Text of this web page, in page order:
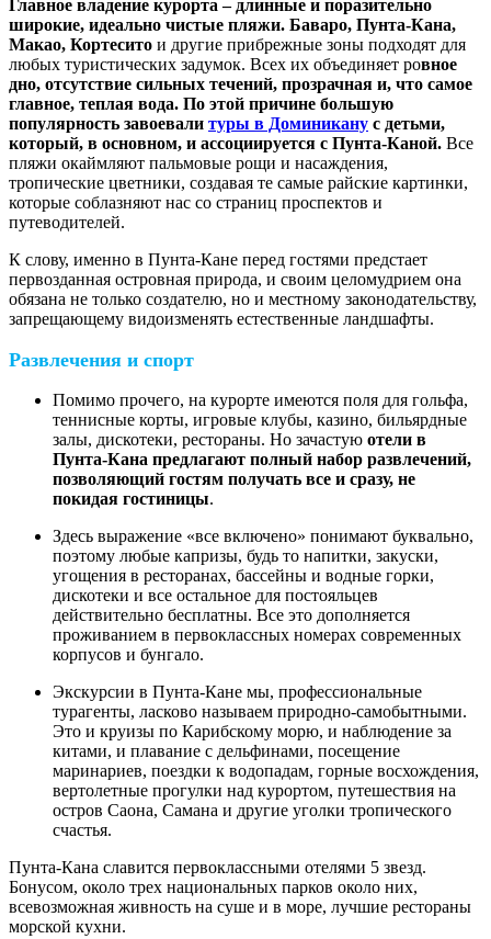
Главное владение курорта – длинные и поразительно
широкие, идеально чистые пляжи. Баваро, Пунта-Кана,
Макао, Кортесито и другие прибрежные зоны подходят для
любых туристических задумок. Всех их объединяет ровное
дно, отсутствие сильных течений, прозрачная и, что самое
главное, теплая вода. По этой причине большую
популярность завоевали туры в Доминикану с детьми,
который, в основном, и ассоциируется с Пунта-Каной. Все
пляжи окаймляют пальмовые рощи и насаждения,
тропические цветники, создавая те самые райские картинки,
которые соблазняют нас со страниц проспектов и
путеводителей.
К слову, именно в Пунта-Кане перед гостями предстает
первозданная островная природа, и своим целомудрием она
обязана не только создателю, но и местному законодательству,
запрещающему видоизменять естественные ландшафты.
Развлечения и спорт
Помимо прочего, на курорте имеются поля для гольфа,
теннисные корты, игровые клубы, казино, бильярдные
залы, дискотеки, рестораны. Но зачастую отели в
Пунта-Кана предлагают полный набор развлечений,
позволяющий гостям получать все и сразу, не
покидая гостиницы.
Здесь выражение «все включено» понимают буквально,
поэтому любые капризы, будь то напитки, закуски,
угощения в ресторанах, бассейны и водные горки,
дискотеки и все остальное для постояльцев
действительно бесплатны. Все это дополняется
проживанием в первоклассных номерах современных
корпусов и бунгало.
Экскурсии в Пунта-Кане мы, профессиональные
турагенты, ласково называем природно-самобытными.
Это и круизы по Карибскому морю, и наблюдение за
китами, и плавание с дельфинами, посещение
маринариев, поездки к водопадам, горные восхождения,
вертолетные прогулки над курортом, путешествия на
остров Саона, Самана и другие уголки тропического
счастья.
Пунта-Кана славится первоклассными отелями 5 звезд.
Бонусом, около трех национальных парков около них,
всевозможная живность на суше и в море, лучшие рестораны
морской кухни.